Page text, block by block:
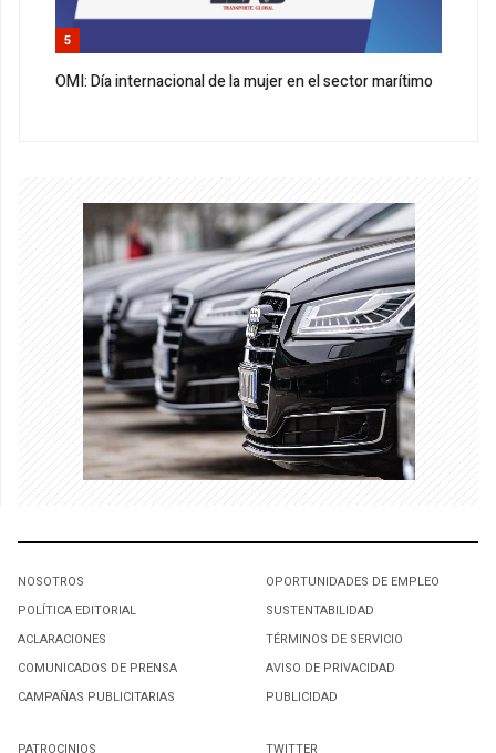
5
OMI: Día internacional de la mujer en el sector marítimo
NOSOTROS
POLÍTICA EDITORIAL
ACLARACIONES
COMUNICADOS DE PRENSA
CAMPAÑAS PUBLICITARIAS
OPORTUNIDADES DE EMPLEO
SUSTENTABILIDAD
TÉRMINOS DE SERVICIO
AVISO DE PRIVACIDAD
PUBLICIDAD
PATROCINIOS TWITTER